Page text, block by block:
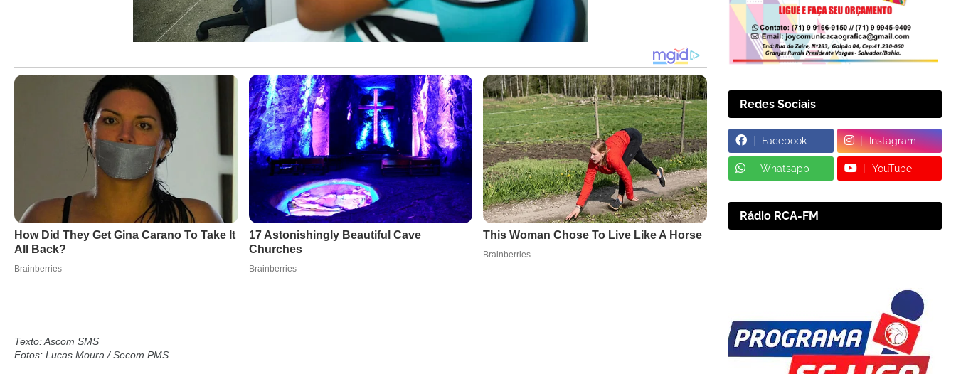
Texto: Ascom SMS
Fotos: Lucas Moura / Secom PMS
Redes Sociais
Facebook Instagram
Whatsapp YouTube
Rádio RCA-FM